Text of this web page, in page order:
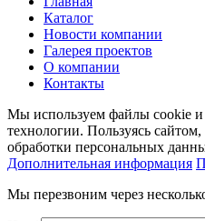
Каталог
Новости компании
Галерея проектов
О компании
Контакты
Мы используем файлы cookie и
технологии. Пользуясь
обработки персональных
Дополнительная информация
Мы перезвоним через